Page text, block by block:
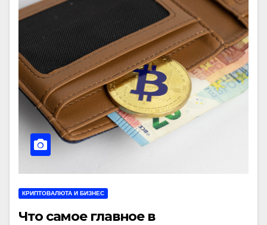
КРИПТОВАЛЮТА И БИЗНЕС
Что самое главное в